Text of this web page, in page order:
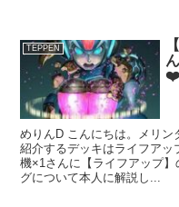
TEPPEN
❤️
めりんD こんにちは。メリン
紹介するデッキはライフア
機×1さんに【ライフアップ
グについて本人に解説し...